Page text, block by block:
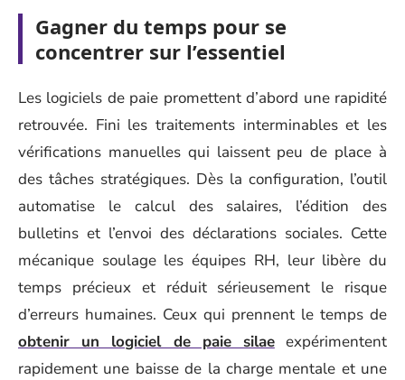
Gagner du temps pour se
concentrer sur l’essentiel
Les logiciels de paie promettent d’abord une rapidité
retrouvée. Fini les traitements interminables et les
vérifications manuelles qui laissent peu de place à
des tâches stratégiques. Dès la configuration, l’outil
automatise le calcul des salaires, l’édition des
bulletins et l’envoi des déclarations sociales. Cette
mécanique soulage les équipes RH, leur libère du
temps précieux et réduit sérieusement le risque
d’erreurs humaines. Ceux qui prennent le temps de
obtenir un logiciel de paie silaeexpérimentent
rapidement une baisse de la charge mentale et une